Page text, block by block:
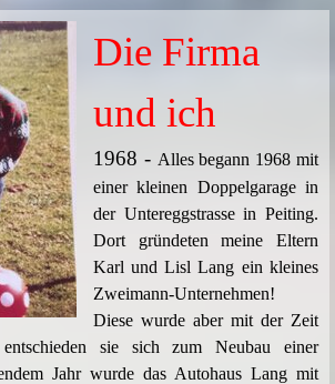
Die Firma
und ich
1968 - Alles begann 1968 mit
einer kleinen Doppelgarage in
der Untereggstrasse in Peiting.
Dort gründeten meine Eltern
Karl und Lisl Lang ein kleines
Zweimann-Unternehmen!
Diese wurde aber mit der Zeit
sie sich zum Neubau einer
Jahr wurde das Autohaus Lang mit